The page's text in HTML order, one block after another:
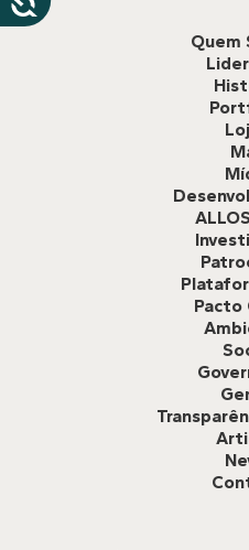
Quem
Pacto